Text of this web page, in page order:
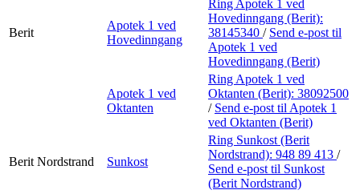
Berit
Apotek 1 ved
Hovedinngang
Ring Apotek 1 ved
Hovedinngang (Berit):
38145340 / Send e-post til
Apotek 1 ved
Hovedinngang (Berit)
Apotek 1 ved
Oktanten
Ring Apotek 1 ved
Oktanten (Berit): 38092500
/ Send e-post til Apotek 1
ved Oktanten (Berit)
Berit Nordstrand Sunkost
Ring Sunkost (Berit
Nordstrand): 948 89 413 /
Send e-post til Sunkost
(Berit Nordstrand)